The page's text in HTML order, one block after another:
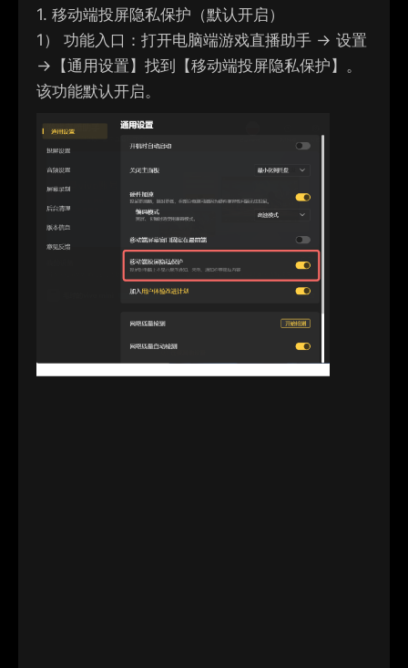
1. 移动端投屏隐私保护（默认开启）
1） 功能入口：打开电脑端游戏直播助手 → 设置
→【通用设置】找到【移动端投屏隐私保护】。
该功能默认开启。